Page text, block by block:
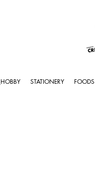
STATIONERY FOODS